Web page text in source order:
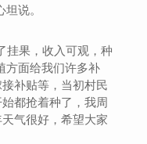
说。
果，收入可观，种
方面给我们许多补
补贴等，当初村民
都抢着种了，我周
气很好，希望大家